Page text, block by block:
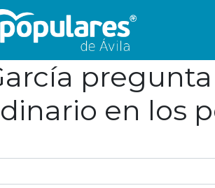
en los